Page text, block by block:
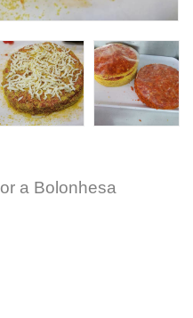
a Bolonhesa